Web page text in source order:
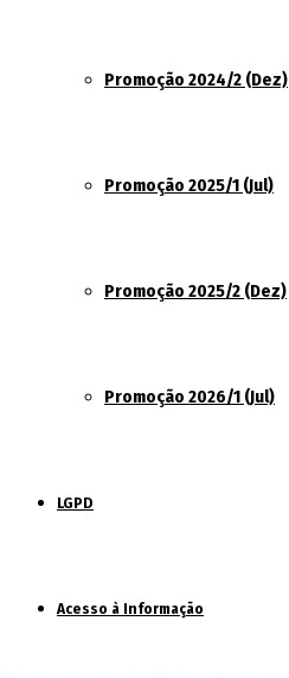
Promoção 2024/2 (Dez)
Promoção 2025/1 (Jul)
Promoção 2025/2 (Dez)
Promoção 2026/1 (Jul)
LGPD
Acesso à Informação